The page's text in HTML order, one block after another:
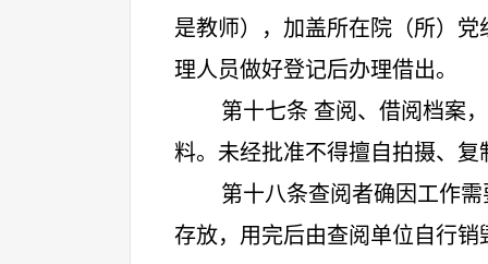
是教师），加盖所在院（所）
理人员做好登记后办理借出。
第十七条 查阅、借阅档案
料。未经批准不得擅自拍摄、复
第十八条查阅者确因工作
存放，用完后由查阅单位自行